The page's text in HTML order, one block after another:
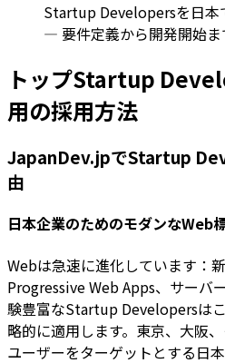
Startup Developersを日本
— 要件定義から開発開始
トップStartup
用の採用方法
JapanDev.jpでStartup
由
日本企業のためのモダンなWeb
Webは急速に進化しています：新
Progressive Web Apps、サーバ
験豊富なStartup Developersは
略的に適用します。東京、大阪
ユーザーをターゲットとする日